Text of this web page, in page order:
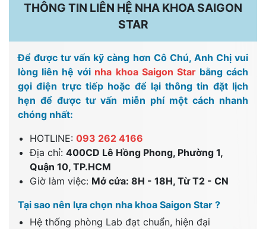
THÔNG TIN LIÊN HỆ NHA KHOA SAIGON
STAR
Để được tư vấn kỹ càng hơn Cô Chú, Anh Chị vui
lòng liên hệ với nha khoa Saigon Starbằng cách
gọi điện trực tiếp hoặc để lại thông tin đặt lịch
hẹn để được tư vấn miễn phí một cách nhanh
chóng nhất:
HOTLINE: 093 262 4166
Địa chỉ: 400CD Lê Hồng Phong, Phường 1,
Quận 10, TP.HCM
Giờ làm việc: Mở cửa: 8H - 18H, Từ T2 - CN
Tại sao nên lựa chọn nha khoa Saigon Star ?
Hệ thống phòng Lab đạt chuẩn, hiện đại